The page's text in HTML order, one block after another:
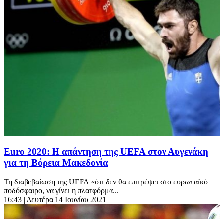
Euro 2020: Η απάντηση της UEFA στον Αυγενάκη
για τη Βόρεια Μακεδονία
Τη διαβεβαίωση της UEFA «ότι δεν θα επιτρέψει στο ευρωπαϊκό
ποδόσφαιρο, να γίνει η πλατφόρμα...
16:43 | Δευτέρα 14 Ιουνίου 2021